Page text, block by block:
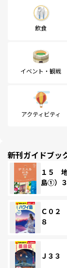
飲食
イベント・観戦
アクティビティ
新刊ガイドブッ
１５
島①）
Ｃ０２
８
Ｊ３３